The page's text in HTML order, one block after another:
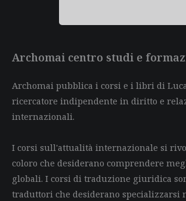
Archomai centro studi e
Archomai pubblica i corsi e i libri di
ricercatore indipendente in diritto e
internazionali.
I corsi sull'attualità internazionale si
coloro che desiderano comprendere
globali. I corsi di traduzione giuridica
traduttori che desiderano specializzarsi